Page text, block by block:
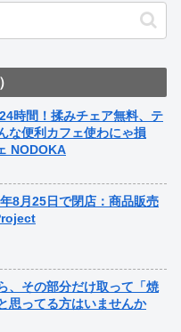
時間！揉みチェア無料、テ
な便利カフェ使わにゃ損
NODOKA
8月25日で閉店：商品販売
、その部分だけ取って「焼
思ってる方はいませんか